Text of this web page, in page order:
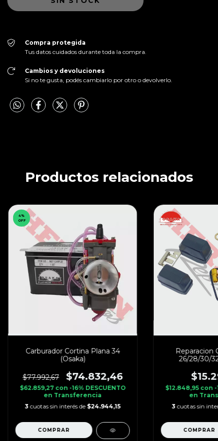
Compra protegida
Tus datos cuidados durante toda la compra.
Cambios y devoluciones
Si no te gusta, podés cambiarlo por otro o devolverlo.
Productos relacionados
4%
OFF
Carburador Cortina Plana 34
(Osaka)
$77.992,67 $74.832,46
$62.859,27 con -16% DESCUENTO
en Transferencia
3 cuotas sin interés de $24.944,15
Reparacion
26/28/30/
$12.848,95 con -
en
3 cuotas sin